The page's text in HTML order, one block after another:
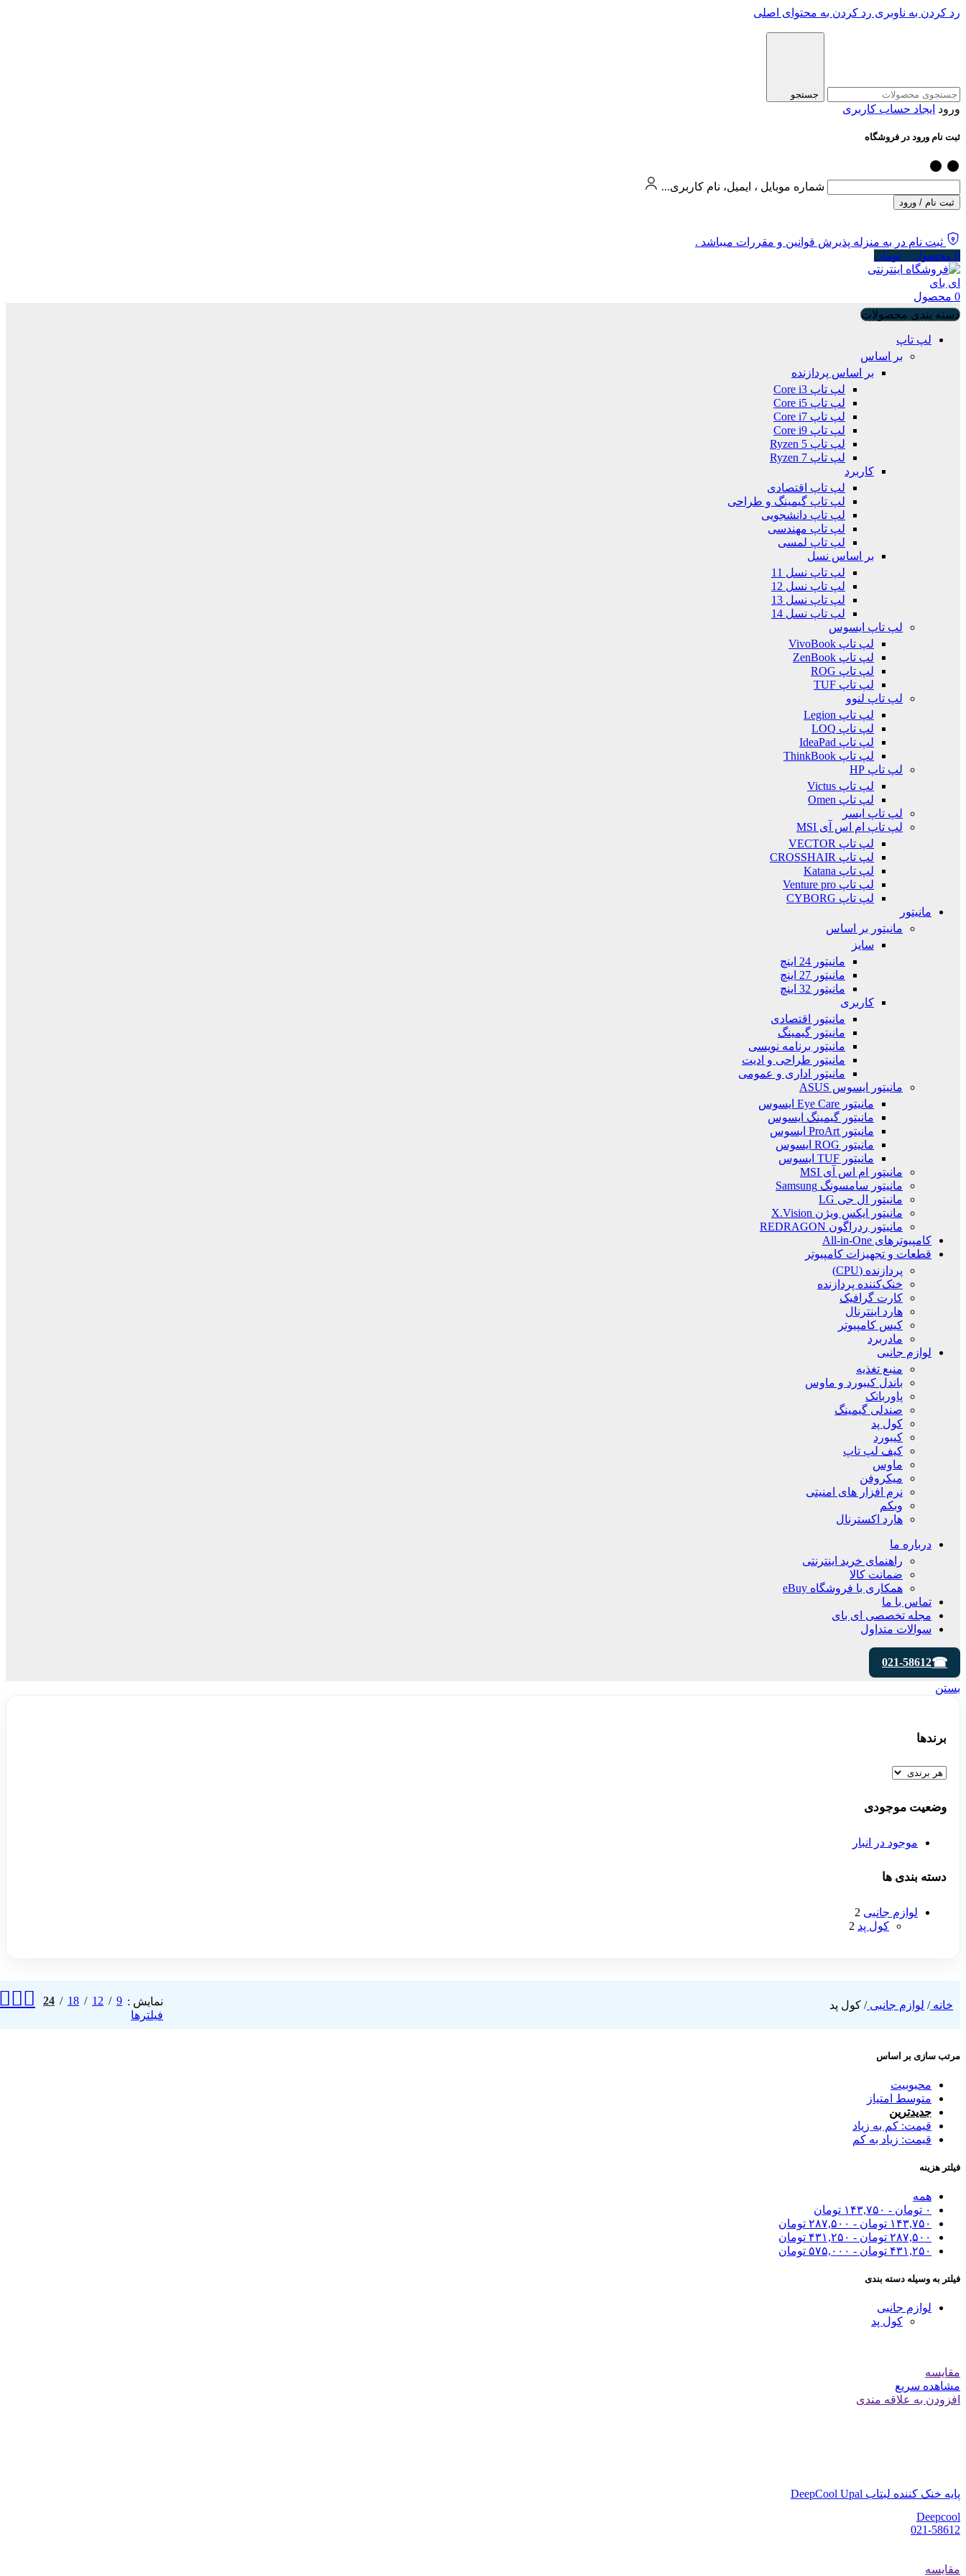
رد کردن به ناوبری رد کردن به محتوای اصلی
جستجو
ورود ایجاد حساب کاربری
ثبت نام ورود در فروشگاه
شماره موبایل ، ایمیل، نام کاربری...
ثبت نام / ورود
ثبت نام در به منزله پذیرش قوانین و مقررات میباشد .
0 محصول ۰ تومان
0 محصول
دسته بندی محصولات
لپ تاپ
بر اساس
بر اساس پردازنده
لپ تاپ Core i3
لپ تاپ Core i5
لپ تاپ Core i7
لپ تاپ Core i9
لپ تاپ Ryzen 5
لپ تاپ Ryzen 7
کاربرد
لپ تاپ اقتصادی
لپ تاپ گیمینگ و طراحی
لپ تاپ دانشجویی
لپ تاپ مهندسی
لپ تاپ لمسی
بر اساس نسل
لپ تاپ نسل 11
لپ تاپ نسل 12
لپ تاپ نسل 13
لپ تاپ نسل 14
لپ تاپ ایسوس
لپ تاپ VivoBook
لپ تاپ ZenBook
لپ تاپ ROG
لپ تاپ TUF
لپ تاپ لنوو
لپ تاپ Legion
لپ تاپ LOQ
لپ تاپ IdeaPad
لپ تاپ ThinkBook
لپ تاپ HP
لپ تاپ Victus
لپ تاپ Omen
لپ تاپ ایسر
لپ تاپ ام اس آی MSI
لپ تاپ VECTOR
لپ تاپ CROSSHAIR
لپ تاپ Katana
لپ تاپ Venture pro
لپ تاپ CYBORG
مانیتور
مانیتور بر اساس
سایز
مانیتور 24 اینچ
مانیتور 27 اینچ
مانیتور 32 اینچ
کاربری
مانیتور اقتصادی
مانیتور گیمینگ
مانیتور برنامه نویسی
مانیتور طراحی و ادیت
مانیتور اداری و عمومی
مانیتور ایسوس ASUS
مانیتور Eye Care ایسوس
مانیتور گیمینگ ایسوس
مانیتور ProArt ایسوس
مانیتور ROG ایسوس
مانیتور TUF ایسوس
مانیتور ام اس آی MSI
مانیتور سامسونگ Samsung
مانیتور ال جی LG
مانیتور ایکس ویژن X.Vision
مانیتور ردراگون REDRAGON
کامپیوترهای All-in-One
قطعات و تجهیزات کامپیوتر
پردازنده (CPU)
خنک‌کننده پردازنده
کارت گرافیک
هارد اینترنال
کیس کامپیوتر
مادربرد
لوازم جانبی
منبع تغذیه
باندل کیبورد و ماوس
پاوربانک
صندلی گیمینگ
کول پد
کیبورد
کیف لپ تاپ
ماوس
میکروفن
نرم افزار های امنیتی
وبکم
هارد اکسترنال
درباره ما
راهنمای خرید اینترنتی
ضمانت کالا
همکاری با فروشگاه eBuy
تماس با ما
مجله تخصصی ای‌ بای
سوالات متداول
021-58612
بستن
برندها
وضعیت موجودی
موجود در انبار
دسته بندی ها
لوازم جانبی 2
کول پد 2
خانه/ لوازم جانبی/ کول پد نمایش 9
12
18
24
فیلترها
مرتب سازی بر اساس
محبوبیت
متوسط امتیاز
جدیدترین
قیمت: کم به زیاد
قیمت: زیاد به کم
فیلتر هزینه
همه
۰ تومان - ۱۴۳,۷۵۰ تومان
۱۴۳,۷۵۰ تومان - ۲۸۷,۵۰۰ تومان
۲۸۷,۵۰۰ تومان - ۴۳۱,۲۵۰ تومان
۴۳۱,۲۵۰ تومان - ۵۷۵,۰۰۰ تومان
فیلتر به وسیله دسته بندی
لوازم جانبی
کول پد
مقایسه
مشاهده سریع
افزودن به علاقه مندی
پایه خنک کننده لبتاب DeepCool Upal
Deepcool
021-58612
مقایسه